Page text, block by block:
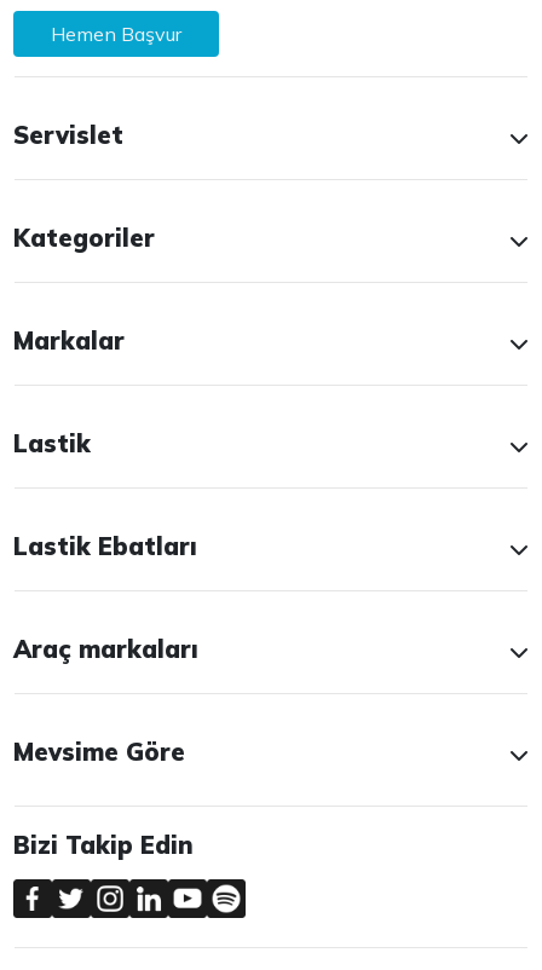
Hemen Başvur
Servislet
Kategoriler
Markalar
Lastik
Lastik Ebatları
Araç markaları
Mevsime Göre
Bizi Takip Edin